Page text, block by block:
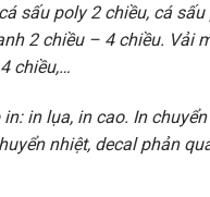
sấu poly 2 chiều, cá sấu
2 chiều – 4 chiều. Vải
chiều,…
in lụa, in cao. In
nhiệt, decal phản